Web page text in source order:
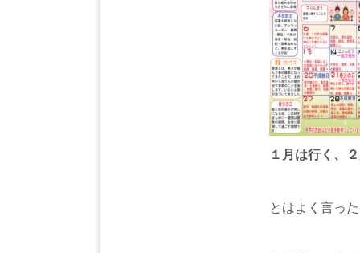
１月は行く、
とはよく言っ